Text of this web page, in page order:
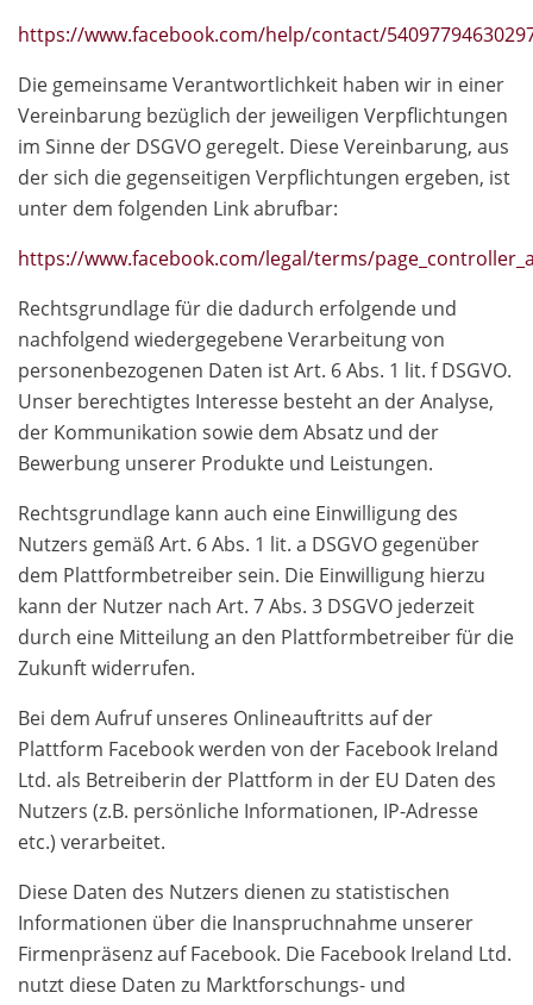
https://www.facebook.com/help/contact/
Die gemeinsame Verantwortlichkeit haben wir in einer
Vereinbarung bezüglich der jeweiligen Verpflichtungen
im Sinne der DSGVO geregelt. Diese Vereinbarung, aus
der sich die gegenseitigen Verpflichtungen ergeben, ist
unter dem folgenden Link abrufbar:
https://www.facebook.com/legal/terms/
Rechtsgrundlage für die dadurch erfolgende und
nachfolgend wiedergegebene Verarbeitung von
personenbezogenen Daten ist Art. 6 Abs. 1 lit. f DSGVO.
Unser berechtigtes Interesse besteht an der Analyse,
der Kommunikation sowie dem Absatz und der
Bewerbung unserer Produkte und Leistungen.
Rechtsgrundlage kann auch eine Einwilligung des
Nutzers gemäß Art. 6 Abs. 1 lit. a DSGVO gegenüber
dem Plattformbetreiber sein. Die Einwilligung hierzu
kann der Nutzer nach Art. 7 Abs. 3 DSGVO jederzeit
durch eine Mitteilung an den Plattformbetreiber für die
Zukunft widerrufen.
Bei dem Aufruf unseres Onlineauftritts auf der
Plattform Facebook werden von der Facebook Ireland
Ltd. als Betreiberin der Plattform in der EU Daten des
Nutzers (z.B. persönliche Informationen, IP-Adresse
etc.) verarbeitet.
Diese Daten des Nutzers dienen zu statistischen
Informationen über die Inanspruchnahme unserer
Firmenpräsenz auf Facebook. Die Facebook Ireland Ltd.
nutzt diese Daten zu Marktforschungs- und